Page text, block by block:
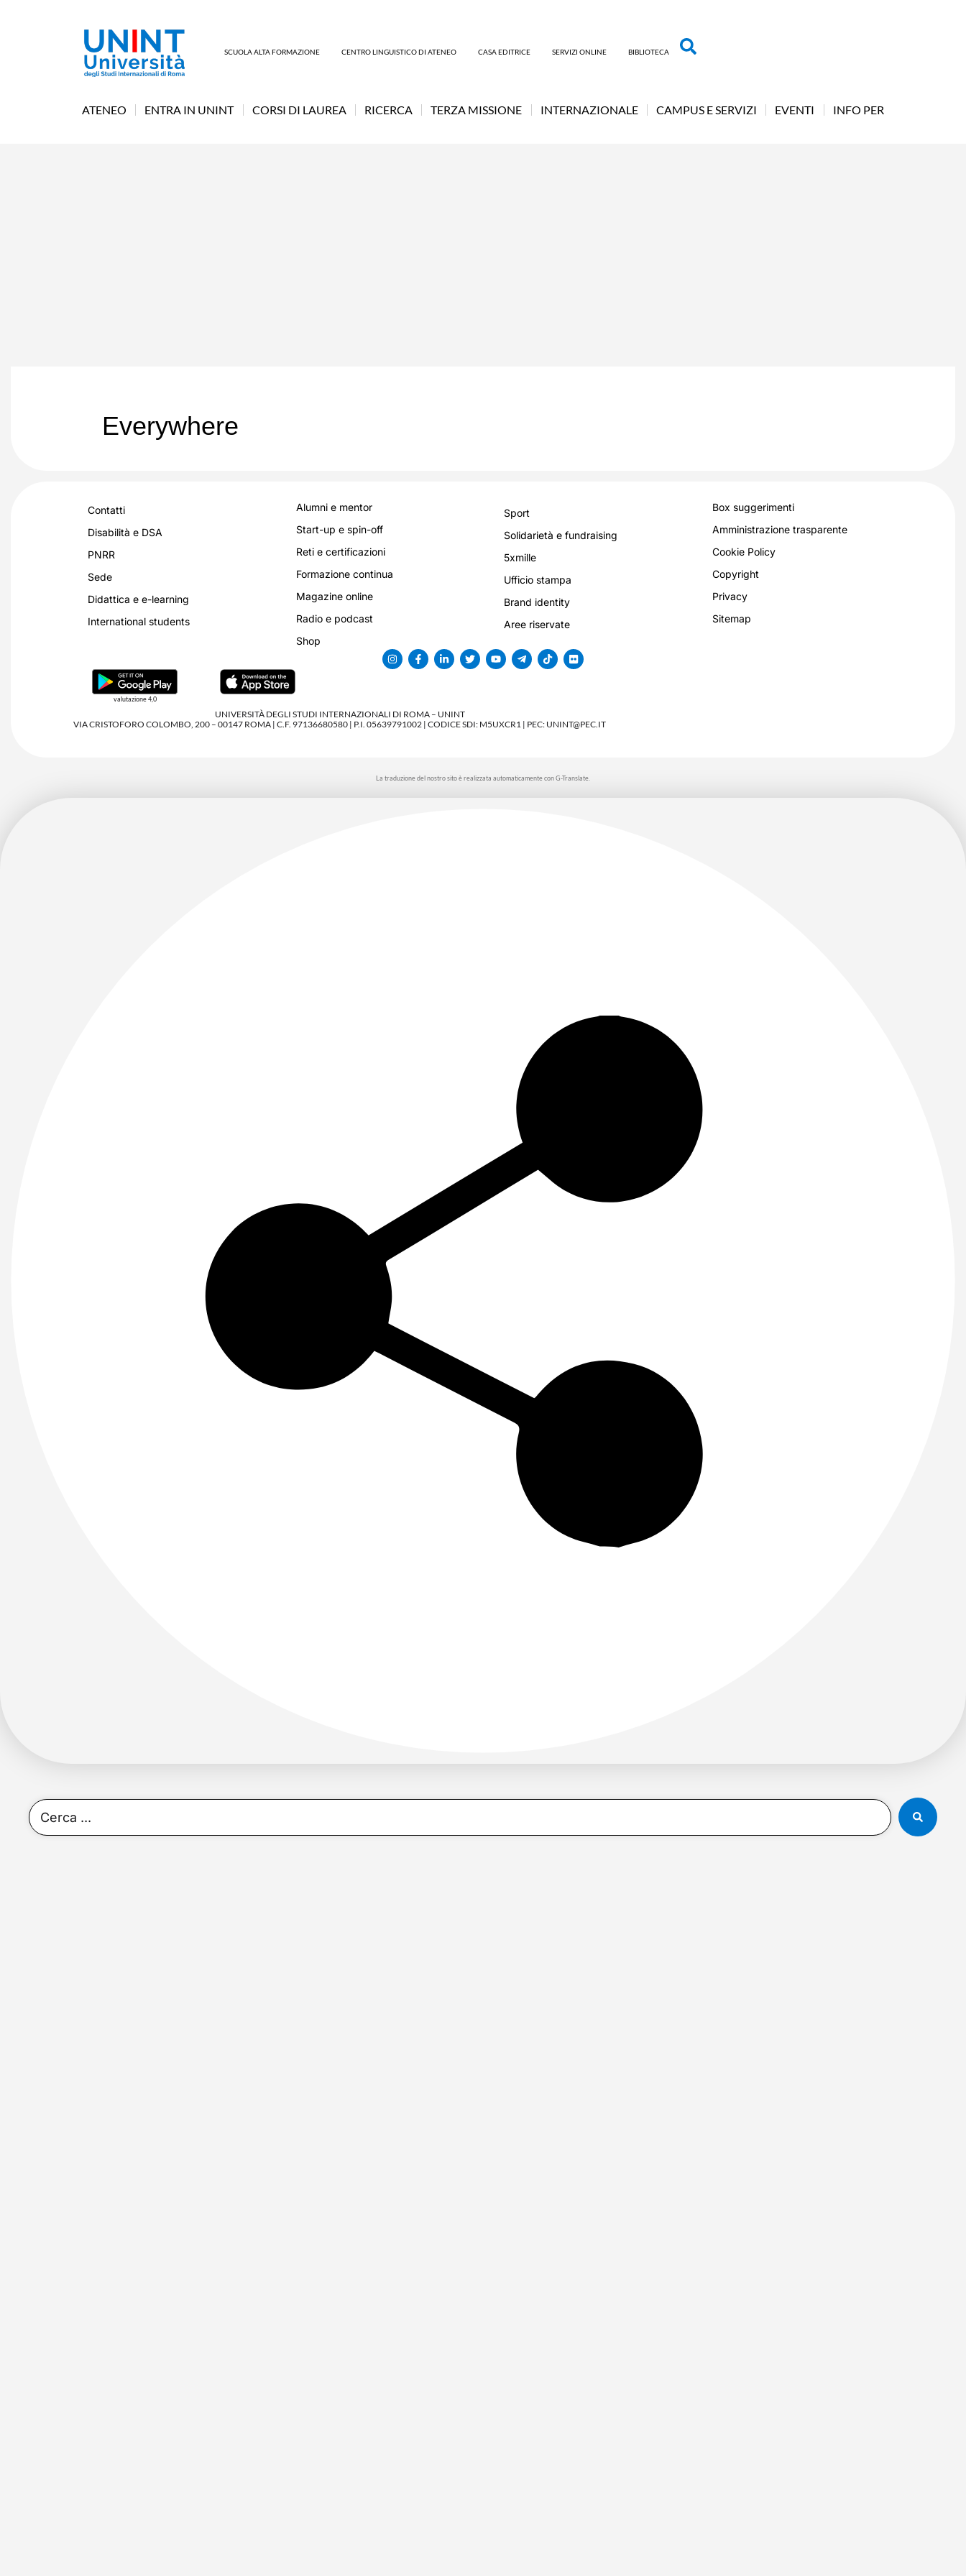
SCUOLA ALTA FORMAZIONE CENTRO LINGUISTICO DI ATENEO CASA EDITRICE SERVIZI ONLINE BIBLIOTECA
ATENEO ENTRA IN UNINT CORSI DI LAUREA RICERCA TERZA MISSIONE INTERNAZIONALE CAMPUS E SERVIZI EVENTI INFO PER
Everywhere
Contatti
Disabilità e DSA
PNRR
Sede
Didattica e e-learning
International students
Alumni e mentor
Start-up e spin-off
Reti e certificazioni
Formazione continua
Magazine online
Radio e podcast
Shop
Sport
Solidarietà e fundraising
5xmille
Ufficio stampa
Brand identity
Aree riservate
Box suggerimenti
Amministrazione trasparente
Cookie Policy
Copyright
Privacy
Sitemap
valutazione 4,0
UNIVERSITÀ DEGLI STUDI INTERNAZIONALI DI ROMA – UNINT
VIA CRISTOFORO COLOMBO, 200 – 00147 ROMA | C.F. 97136680580 | P.I. 05639791002 | CODICE SDI: M5UXCR1 | PEC: UNINT@PEC.IT
La traduzione del nostro sito è realizzata automaticamente con G-Translate.